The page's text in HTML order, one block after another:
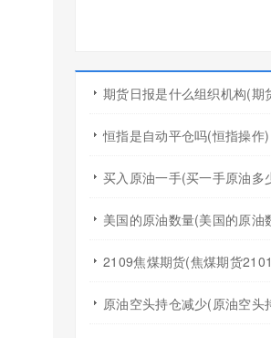
恒指是自动平仓吗(恒指操作)
买入原油一手(买一手原油多
美国的原油数量(美国的原油
2109焦煤期货(焦煤期货
原油空头持仓减少(原油空头